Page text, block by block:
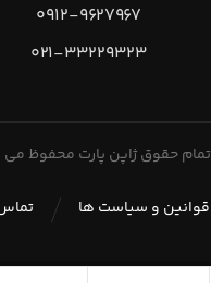
۰۹۱۲-۹۶۲۷۹۶۷
۰۲۱-۳۳۲۲۹۳۲۳
تمام حقوق ژاپن پارت محفوظ می
قوانین و سیاست ها